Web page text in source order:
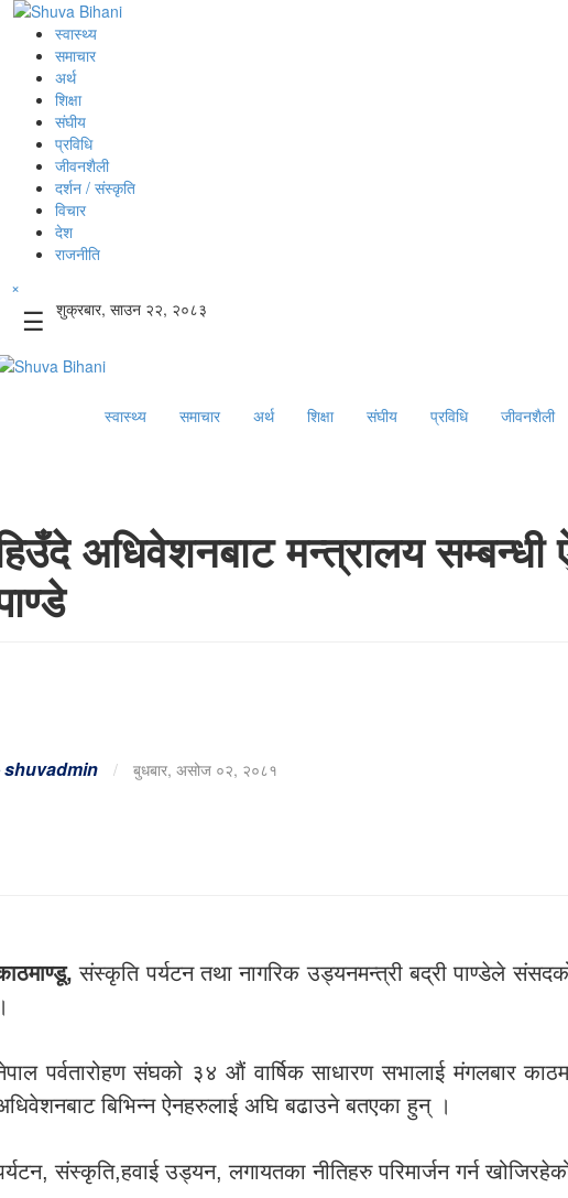
स्वास्थ्य
समाचार
अर्थ
शिक्षा
संघीय
प्रविधि
जीवनशैली
दर्शन / संस्कृति
विचार
देश
राजनीति
×
☰ शुक्रबार, साउन २२, २०८३
स्वास्थ्य समाचार अर्थ शिक्षा संघीय प्रविधि जीवनशैली
अधिवेशनबाट मन्त्रालय
shuvadmin / बुधबार, असोज ०२, २०८१
संस्कृति पर्यटन तथा नागरिक उड्यनमन्त्री बद्री पाण्डेले
पर्वतारोहण संघको ३४ औं वार्षिक साधारण सभालाई मंगलबार
बिभिन्न ऐनहरुलाई अघि बढाउने बतएका हुन् ।
संस्कृति,हवाई उड्यन, लगायतका नीतिहरु परिमार्जन गर्न